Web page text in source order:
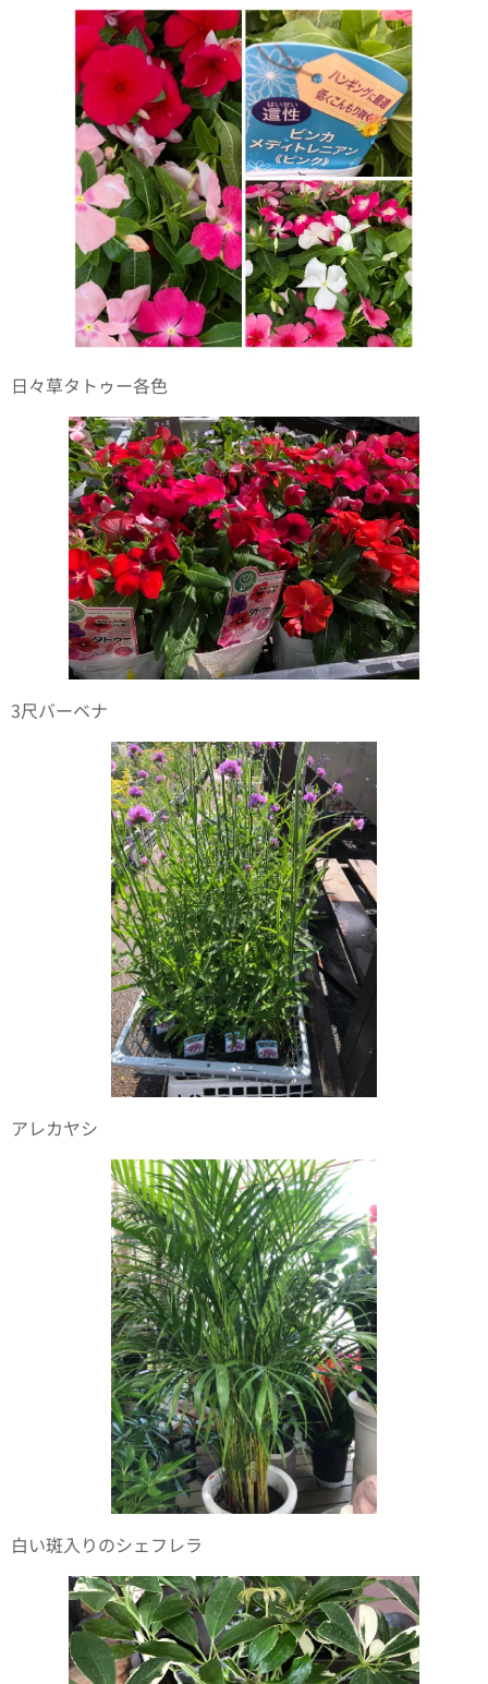
日々草タトゥー各色
3尺バーベナ
アレカヤシ
白い斑入りのシェフレラ🌿